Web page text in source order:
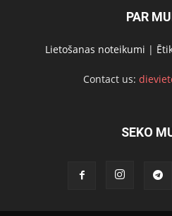
PAR
Lietošanas noteikumi |
Contact us:
SEKO